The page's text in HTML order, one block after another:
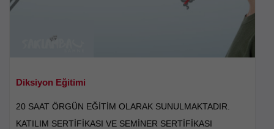
Diksiyon Eğitimi
20 SAAT ÖRGÜN EĞİTİM OLARAK SUNULMAKTADIR.
KATILIM SERTİFİKASI VE SEMİNER SERTİFİKASI